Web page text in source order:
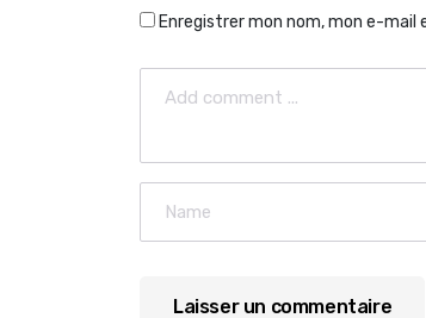
Enregistrer mon nom, mon e-